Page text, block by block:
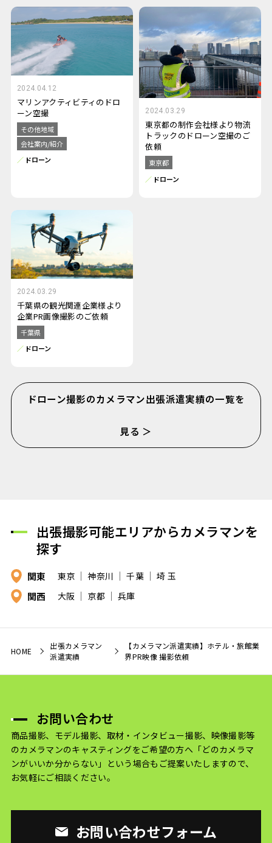
2024.04.12
マリンアクティビティのドロ
ーン空撮
その他地域
会社案内/紹介
ドローン
2024.03.29
東京都の制作会社様より物流
トラックのドローン空撮のご
依頼
東京都
ドローン
2024.03.29
千葉県の観光関連企業様より
企業PR画像撮影のご依頼
千葉県
ドローン
ドローン撮影のカメラマン出張派遣実績の一覧を
見る ＞
出張撮影可能エリアからカメラマンを
探す
関東 東京 神奈川 千葉 埼 玉
関西 大阪 京都 兵庫
HOME
出張カメラマン
派遣実績
【カメラマン派遣実績】ホテル・旅館業
界PR映像 撮影依頼
お問い合わせ
商品撮影、モデル撮影、取材・インタビュー撮影、映像撮影等
のカメラマンのキャスティングをご希望の方へ 「どのカメラマ
ンがいいか分からない」という場合もご提案いたしますので、
お気軽にご相談ください。
お問い合わせフォーム